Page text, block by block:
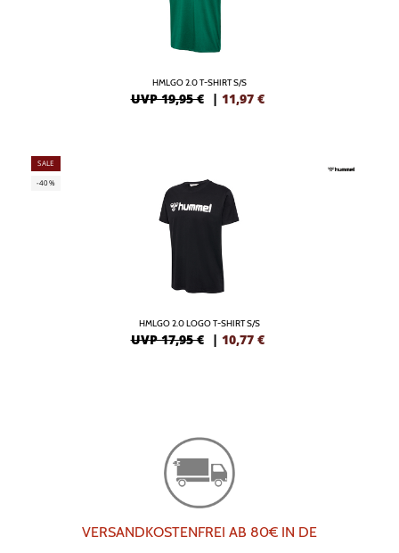
HMLGO 2.0 T-SHIRT S/S
UVP 19,95 € | 11,97 €
SALE
-40%
HMLGO 2.0 LOGO T-SHIRT S/S
UVP 17,95 € | 10,77 €
VERSANDKOSTENFREI AB 80€ IN DE